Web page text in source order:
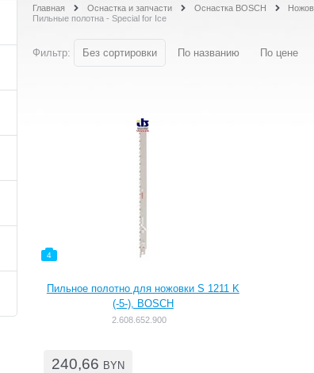
Главная Оснастка и запчасти Оснастка BOSCH
Пильные полотна - Special for Ice
Фильтр: Без сортировки По названию По цене
4
Пильное полотно для ножовки S 1211 K
(-5-), BOSCH
2.608.652.900
240,66 BYN